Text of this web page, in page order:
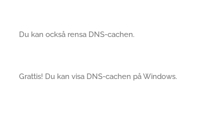
Du kan också rensa DNS-cachen.
Grattis! Du kan visa DNS-cachen på Windows.